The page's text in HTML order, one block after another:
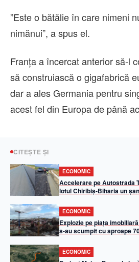
”Este o bătălie în care nimeni
nimănui”, a spus el.
Franţa a încercat anterior să-l
să construiască o gigafabrică
dar a ales Germania pentru
acest fel din Europa de până
CITEȘTE ȘI
ECONOMIC
Accelerare pe Autostrada
lotul Chiribiș-Biharia un
ECONOMIC
Explozie pe piața
s-au scumpit cu aproape
ECONOMIC